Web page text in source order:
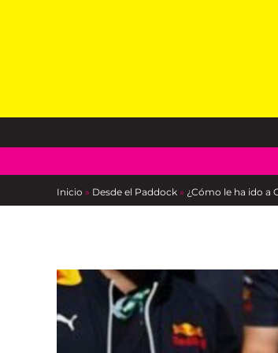
Inicio » Desde el Paddock » ¿Cómo le ha ido a